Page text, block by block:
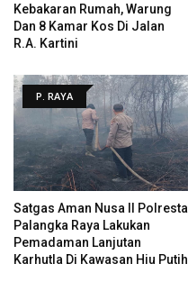
Kebakaran Rumah, Warung
Dan 8 Kamar Kos Di Jalan
R.A. Kartini
P. RAYA
Satgas Aman Nusa II Polresta
Palangka Raya Lakukan
Pemadaman Lanjutan
Karhutla Di Kawasan Hiu Putih